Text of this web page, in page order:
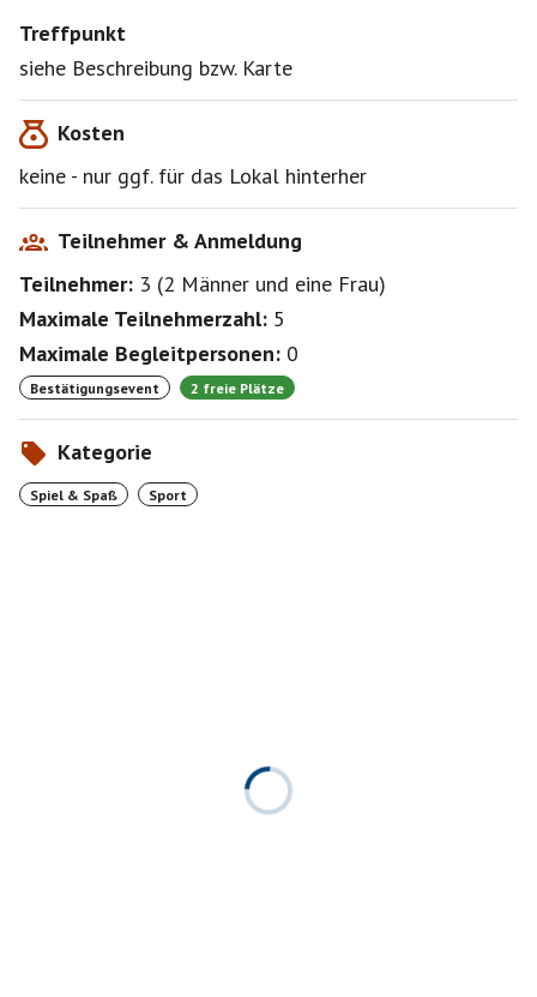
Das Event findet nur statt, wenn wir mindestens zu
viert sind.
Treffpunkt
siehe Beschreibung bzw. Karte
Kosten
keine - nur ggf. für das Lokal hinterher
Teilnehmer & Anmeldung
Teilnehmer: 3 (2 Männer und eine Frau)
Maximale Teilnehmerzahl: 5
Maximale Begleitpersonen: 0
Bestätigungsevent 2 freie Plätze
Kategorie
Spiel & Spaß Sport